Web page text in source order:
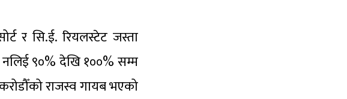
र सि.ई. रियलस्टेट जस्ता
नलिई ९०% देखि १००% सम्म
राजस्व गायब भएको